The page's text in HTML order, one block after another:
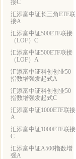
接C
汇添富中证长三角ETF联
接A
汇添富中证500ETF联接
（LOF）C
汇添富中证500ETF联接
（LOF）A
汇添富中证科创创业50
指数增强发起式A
汇添富中证科创创业50
指数增强发起式C
汇添富中证1000ETF联接
A
汇添富中证1000ETF联接
C
汇添富中证A500指数增
强A